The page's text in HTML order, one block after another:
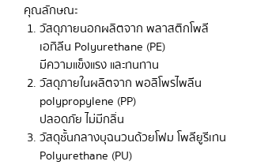
คุณลักษณะ
วัสดุภายนอกผลิตจาก พลาสติกโพลี
เอทิลีน Polyurethane (PE)
มีความแข็งแรง และทนทาน
วัสดุภายในผลิตจาก พอลิโพรไพลีน
polypropylene (PP)
ปลอดภัย ไม่มีกลิ่น
วัสดุชั้นกลางบุฉนวนด้วยโฟม โพลียูรีเทน
Polyurethane (PU)